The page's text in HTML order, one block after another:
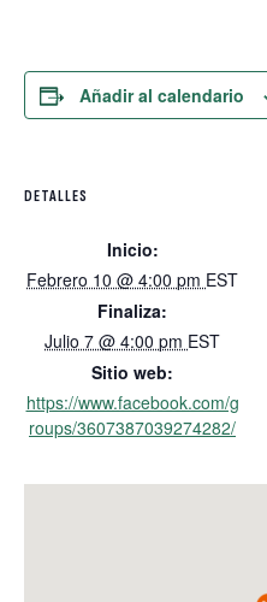
Añadir al calendario
DETALLES
Inicio:
Febrero 10 @ 4:00 pm EST
Finaliza:
Julio 7 @ 4:00 pm EST
Sitio web:
https://www.facebook.com/g
roups/3607387039274282/